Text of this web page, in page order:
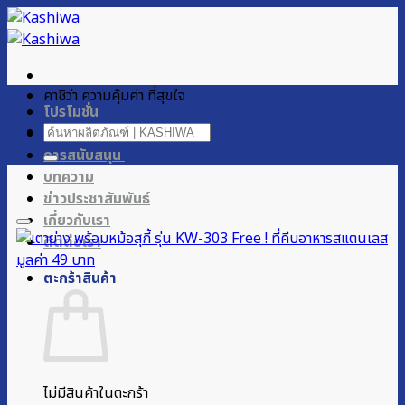
ข้าม
ไป
เนื้อหา
โปรโมชั่น
ผลิตภัณฑ์ของเรา
การสนับสนุน
บทความ
ข่าวประชาสัมพันธ์
เกี่ยวกับเรา
ติดต่อเรา
ตะกร้าสินค้า
ไม่มีสินค้าในตะกร้า
คาชิว่า ความคุ้มค่า ที่สุขใจ
ค้นหา: